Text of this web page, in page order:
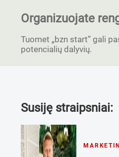
Organizuojate
Tuomet „bzn start” gali
potencialių dalyvių.
Susiję straipsniai: